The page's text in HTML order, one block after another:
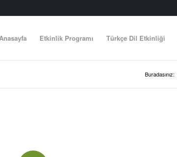
Etkinlik Programı Türkçe Dil Etkinliği
Buradasınız: